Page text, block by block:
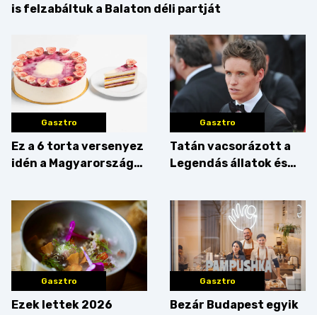
is felzabáltuk a Balaton déli partját
Gasztro
Ez a 6 torta versenyez
idén a Magyarország
Gasztro
Tatán vacsorázott a
Legendás állatok és
Gasztro
Ezek lettek 2026
Gasztro
Bezár Budapest egyik